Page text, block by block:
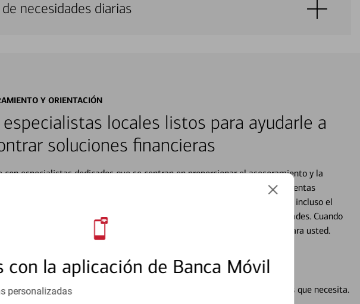
con la aplicación de Banca Móvil
personalizadas
necesidades diarias
Y ORIENTACIÓN
especialistas locales listos para ayudarle a
soluciones financieras
con especialistas dedicados que se centran en proporcionar el asesoramiento y la
que necesita, en cualquier situación en su vida financiera. Desde sus cuentas
hasta el ahorro para grandes compras, la planificación para su futuro, e incluso el
crecimiento de su negocio, su futuro se mueve de acuerdo con sus necesidades. Cuando
un especialista trabajará con usted en un momento que sea adecuado para usted.
una cita
centro de ayuda en línea puede ayudar a proporcionar las respuestas que necesita.